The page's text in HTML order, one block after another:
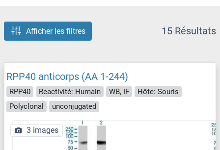
Afficher les filtres 15 Résultats
RPP40 anticorps (AA 1-244)
RPP40 Reactivité: Humain WB, IF
Hôte: Souris
Polyclonal
unconjugated
3 images